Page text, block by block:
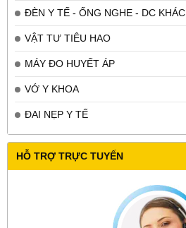
ĐÈN Y TẾ - ỐNG NGHE - DC KHÁC
VẬT TƯ TIÊU HAO
MÁY ĐO HUYẾT ÁP
VỚ Y KHOA
ĐAI NẸP Y TẾ
HỖ TRỢ TRỰC TUYẾN